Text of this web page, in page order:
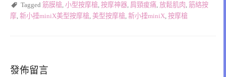
Tagged 筋膜槍 小型按摩槍 按摩神器 肩頸痠痛 放鬆肌肉 筋絡按
摩 新小捶miniX美型按摩槍 美型按摩槍 新小捶miniX 按摩槍
發佈留言